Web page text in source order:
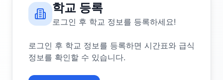
학교 등록
로그인 후 학교 정보를 등록하세요!
로그인 후 학교 정보를 등록하면 시간표와 급식
정보를 확인할 수 있습니다.